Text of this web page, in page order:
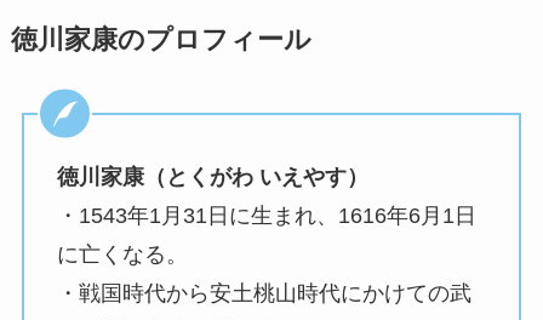
徳川家康のプロフィール
徳川家康（とくがわ いえやす）
・1543年1月31日に生まれ、1616年6月1日
に亡くなる。
・戦国時代から安土桃山時代にかけての武